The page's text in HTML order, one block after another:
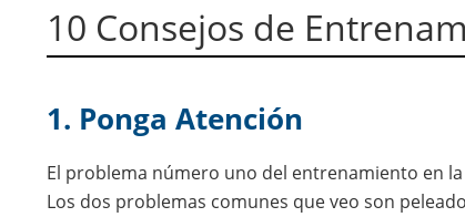
10 Consejos de
1. Ponga Atención
El problema número uno del entrenamiento en
Los dos problemas comunes que veo son